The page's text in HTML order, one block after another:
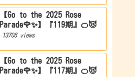
【Go to the 2025 Rose
Parade🌹✨】『119期』🍊😈
13706 views
【Go to the 2025 Rose
Parade🌹✨】『117期』🍊😈